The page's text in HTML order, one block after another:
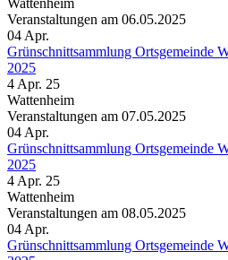
Veranstaltungen am 06.05.2025
04 Apr.
Grünschnittsammlung Ortsgemeinde
2025
4 Apr. 25
Wattenheim
Veranstaltungen am 07.05.2025
04 Apr.
Grünschnittsammlung Ortsgemeinde
2025
4 Apr. 25
Wattenheim
Veranstaltungen am 08.05.2025
04 Apr.
Grünschnittsammlung Ortsgemeinde